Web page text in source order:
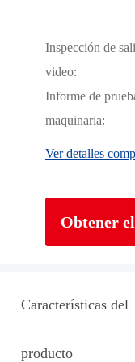
Inspección de
video:
Informe de
maquinaria:
Ver detalles
Obtener
Características del
producto